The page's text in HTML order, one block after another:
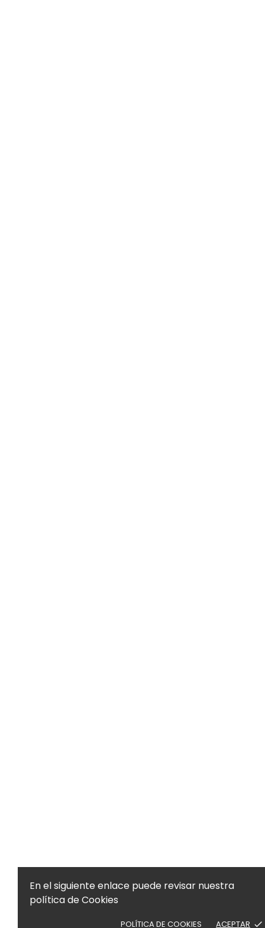
En el siguiente enlace puede revisar nuestra
política de Cookies
POLÍTICA DE COOKIES ACEPTAR done